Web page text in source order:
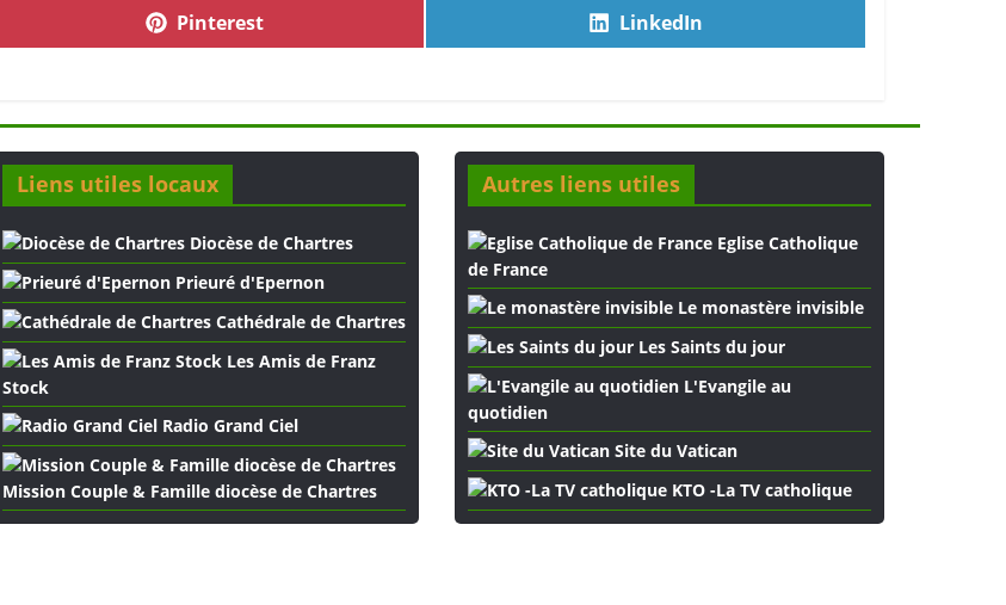
Pinterest LinkedIn
Liens utiles locaux
Diocèse de Chartres
Prieuré d'Epernon
Cathédrale de Chartres
Les Amis de Franz
Stock
Radio Grand Ciel
Mission Couple & Famille diocèse de Chartres
Autres liens utiles
Eglise Catholique
de France
Le monastère invisible
Les Saints du jour
L'Evangile au
quotidien
Site du Vatican
KTO -La TV catholique